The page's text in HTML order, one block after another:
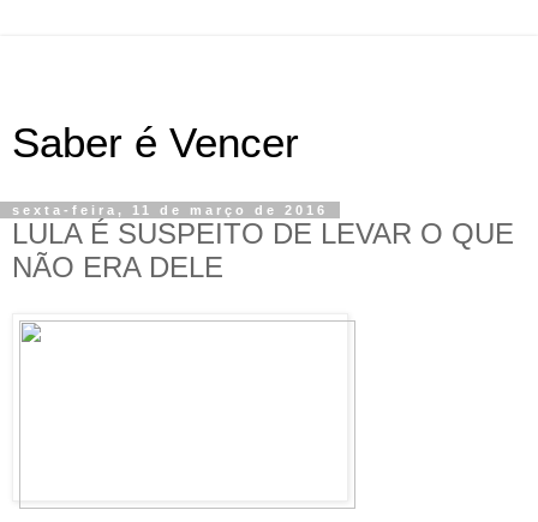
Saber é Vencer
sexta-feira, 11 de março de 2016
LULA É SUSPEITO DE LEVAR O QUE
NÃO ERA DELE